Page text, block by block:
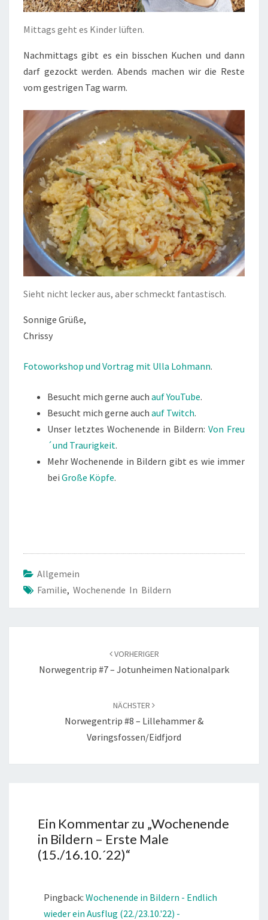
Mittags geht es Kinder lüften.
Nachmittags gibt es ein bisschen Kuchen und dann
darf gezockt werden. Abends machen wir die Reste
vom gestrigen Tag warm.
Sieht nicht lecker aus, aber schmeckt fantastisch.
Sonnige Grüße,
Chrissy
Fotoworkshop und Vortrag mit Ulla Lohmann.
Besucht mich gerne auch auf YouTube.
Besucht mich gerne auch auf Twitch.
Unser letztes Wochenende in Bildern: Von Freu
´und Traurigkeit.
Mehr Wochenende in Bildern gibt es wie immer
bei Große Köpfe.
Allgemein
Familie, Wochenende In Bildern
VORHERIGER
Norwegentrip #7 – Jotunheimen Nationalpark
NÄCHSTER
Norwegentrip #8 – Lillehammer &
Vøringsfossen/Eidfjord
Ein Kommentar zu „Wochenende
in Bildern – Erste Male
(15./16.10.´22)“
Pingback: Wochenende in Bildern - Endlich
wieder ein Ausflug (22./23.10.'22) -